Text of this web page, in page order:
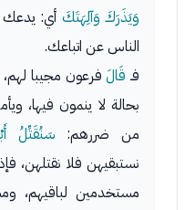
وَيَذَرَكَ وَآلِهَتَكَ أي: يدعك
الناس عن اتباعك.
فـ قَالَفرعون مجيبا
من ضررهم: سَنُقَتِّلُ
نستبقيهن فلا نقتلهن،
مستخدمين لباقيهم،